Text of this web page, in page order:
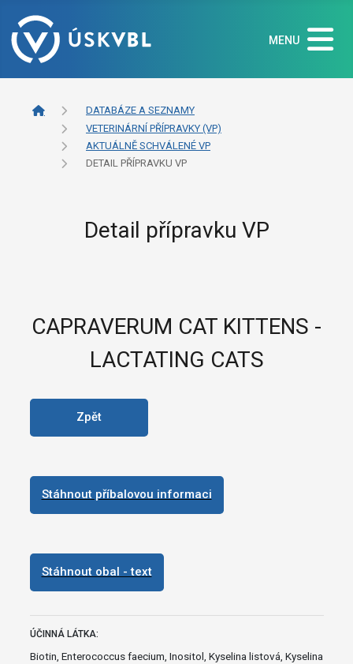
MENU
DATABÁZE A SEZNAMY
VETERINÁRNÍ PŘÍPRAVKY (VP)
AKTUÁLNĚ SCHVÁLENÉ VP
DETAIL PŘÍPRAVKU VP
Detail přípravku VP
CAPRAVERUM CAT KITTENS -
LACTATING CATS
Zpět
Stáhnout příbalovou informaci
Stáhnout obal - text
ÚČINNÁ LÁTKA:
Biotin, Enterococcus faecium, Inositol, Kyselina listová, Kyselina